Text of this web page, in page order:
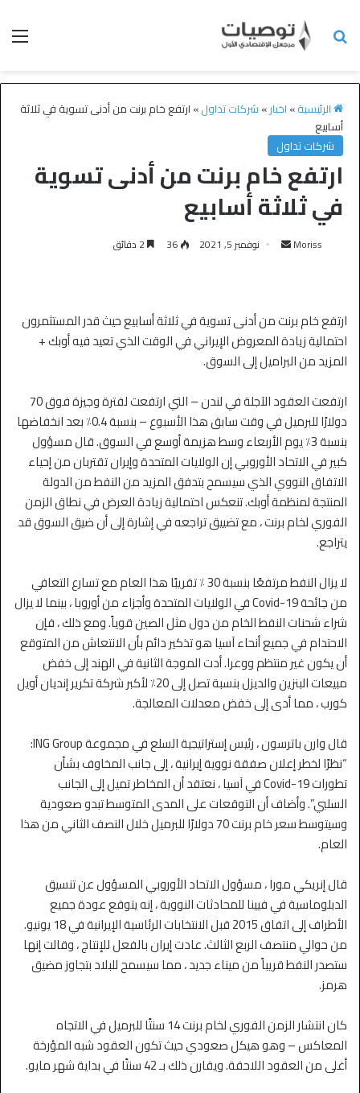
الرئيسية» اخبار» شركات تداول» ارتفع خام برنت من أدنى تسوية في ثلاثة
أسابيع
شركات تداول
ارتفع خام برنت من أدنى تسوية
في ثلاثة أسابيع
Moriss نوفمبر 5, 2021 36
ارتفع خام برنت من أدنى تسوية في ثلاثة أسابيع حيث قدر المستثمرون
احتمالية زيادة المعروض الإيراني في الوقت الذي تعيد فيه أوبك +
المزيد من البراميل إلى السوق.
ارتفعت العقود الآجلة في لندن – التي ارتفعت لفترة وجيزة فوق 70
دولارًا للبرميل في وقت سابق هذا الأسبوع – بنسبة 0.4٪ بعد انخفاضها
بنسبة 3٪ يوم الأربعاء وسط هزيمة أوسع في السوق. قال مسؤول
كبير في الاتحاد الأوروبي إن الولايات المتحدة وإيران تقتربان من إحياء
الاتفاق النووي الذي سيسمح بتدفق المزيد من النفط من الدولة
المنتجة لمنظمة أوبك. تنعكس احتمالية زيادة العرض في نطاق الزمن
الفوري لخام برنت ، مع تضييق تراجعه في إشارة إلى أن ضيق السوق قد
يتراجع.
لا يزال النفط مرتفعًا بنسبة 30 ٪ تقريبًا هذا العام مع تسارع التعافي
من جائحة Covid-19 في الولايات المتحدة وأجزاء من أوروبا ، بينما لا يزال
شراء شحنات النفط الخام من دول مثل الصين قوياً. ومع ذلك ، فإن
الاحتدام في جميع أنحاء آسيا هو تذكير دائم بأن الانتعاش من المتوقع
أن يكون غير منتظم ووعرا. أدت الموجة الثانية في الهند إلى خفض
مبيعات البنزين والديزل بنسبة تصل إلى 20٪ لأكبر شركة تكرير إنديان أويل
كورب ، مما أدى إلى خفض معدلات المعالجة.
قال وارن باترسون ، رئيس إستراتيجية السلع في مجموعة ING Group:
“نظرًا لخطر إعلان صفقة نووية إيرانية ، إلى جانب المخاوف بشأن
تطورات Covid-19 في آسيا ، نعتقد أن المخاطر تميل إلى الجانب
السلبي”. وأضاف أن التوقعات على المدى المتوسط ​​تبدو صعودية
وسيتوسط سعر خام برنت 70 دولارًا للبرميل خلال النصف الثاني من هذا
العام.
قال إنريكي مورا ، مسؤول الاتحاد الأوروبي المسؤول عن تنسيق
الدبلوماسية في فيينا للمحادثات النووية ، إنه يتوقع عودة جميع
الأطراف إلى اتفاق 2015 قبل الانتخابات الرئاسية الإيرانية في 18 يونيو.
من حوالي منتصف الربع الثالث. عادت إيران بالفعل للإنتاج ، وقالت إنها
ستصدر النفط قريباً من ميناء جديد ، مما سيسمح للبلاد بتجاوز مضيق
هرمز.
كان انتشار الزمن الفوري لخام برنت 14 سنتًا للبرميل في الاتجاه
المعاكس – وهو هيكل صعودي حيث تكون العقود شبه المؤرخة
أغلى من العقود اللاحقة. ويقارن ذلك بـ 42 سنتًا في بداية شهر مايو.